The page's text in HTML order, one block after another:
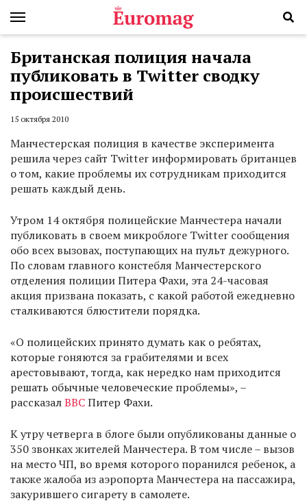
Британская полиция начала
публиковать в Twitter сводку
происшествий
15 октября 2010
Манчестерская полиция в качестве эксперимента
решила через сайт Twitter информировать британцев
о том, какие проблемы их сотрудникам приходится
решать каждый день.
Утром 14 октября полицейские Манчестера начали
публиковать в своем микроблоге Twitter сообщения
обо всех вызовах, поступающих на пульт дежурного.
По словам главного констебля Манчестерского
отделения полиции Питера Фахи, эта 24-часовая
акция призвана показать, с какой работой ежедневно
сталкиваются блюстители порядка.
«О полицейских принято думать как о ребятах,
которые гоняются за грабителями и всех
арестовывают, тогда, как нередко нам приходится
решать обычные человеческие проблемы», –
рассказалВВСПитер Фахи.
К утру четверга в блоге были опубликованы данные о
350 звонках жителей Манчестера. В том числе – вызов
на место ЧП, во время которого поранился ребенок, а
также жалоба из аэропорта Манчестера на пассажира,
закурившего сигарету в самолете.